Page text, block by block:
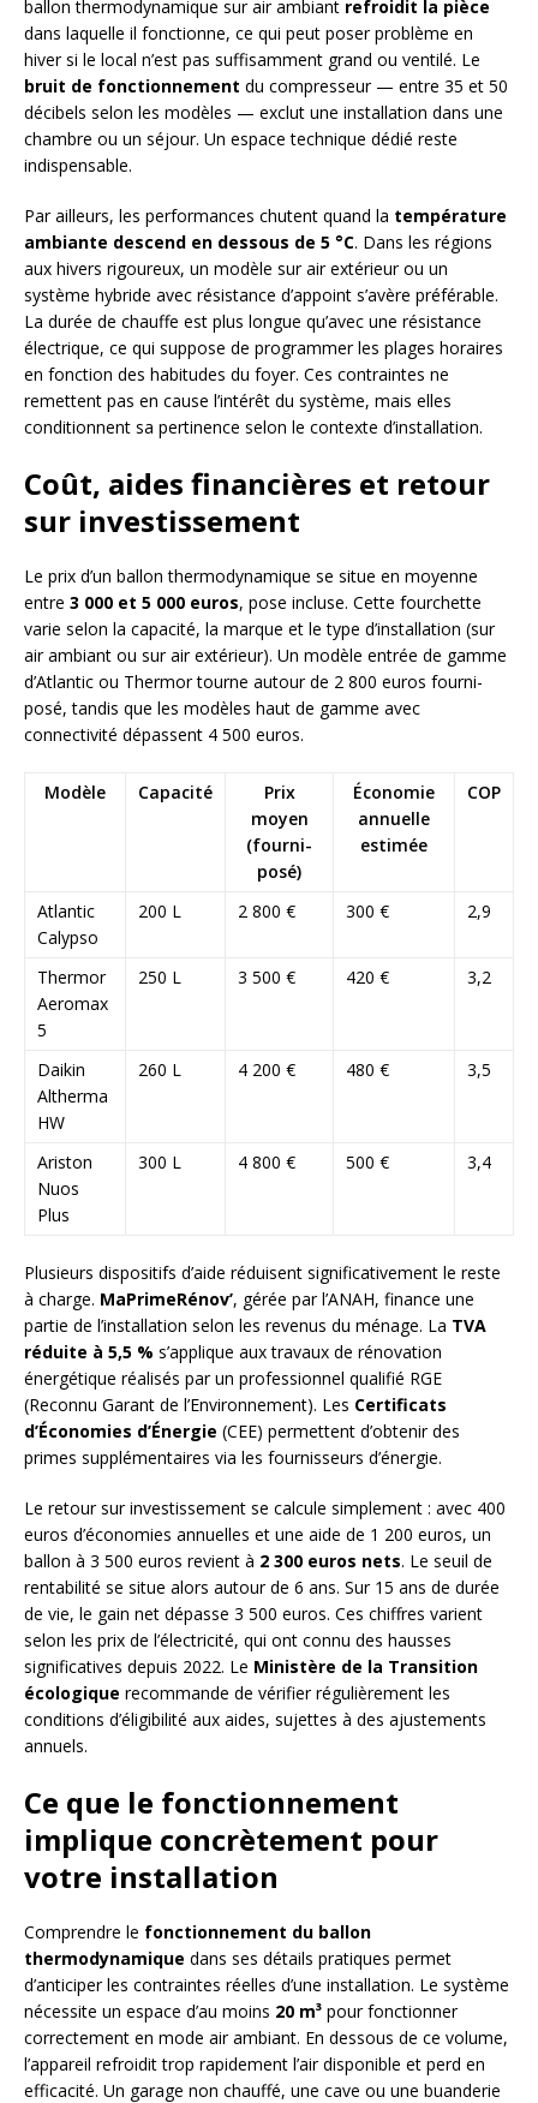
ballon thermodynamique sur air ambiant refroidit la pièce
dans laquelle il fonctionne, ce qui peut poser problème en
hiver si le local n’est pas suffisamment grand ou ventilé. Le
bruit de fonctionnement du compresseur — entre 35 et 50
décibels selon les modèles — exclut une installation dans une
chambre ou un séjour. Un espace technique dédié reste
indispensable.
Par ailleurs, les performances chutent quand la température
ambiante descend en dessous de 5 °C. Dans les régions
aux hivers rigoureux, un modèle sur air extérieur ou un
système hybride avec résistance d’appoint s’avère préférable.
La durée de chauffe est plus longue qu’avec une résistance
électrique, ce qui suppose de programmer les plages horaires
en fonction des habitudes du foyer. Ces contraintes ne
remettent pas en cause l’intérêt du système, mais elles
conditionnent sa pertinence selon le contexte d’installation.
Coût, aides financières et retour
sur investissement
Le prix d’un ballon thermodynamique se situe en moyenne
entre 3 000 et 5 000 euros, pose incluse. Cette fourchette
varie selon la capacité, la marque et le type d’installation (sur
air ambiant ou sur air extérieur). Un modèle entrée de gamme
d’Atlantic ou Thermor tourne autour de 2 800 euros fourni-
posé, tandis que les modèles haut de gamme avec
connectivité dépassent 4 500 euros.
Modèle Capacité
Prix
moyen
(fourni-
posé)
Économie
annuelle
estimée
COP
Atlantic
Calypso
200 L 2 800 € 300 € 2,9
Thermor
Aeromax
5
250 L 3 500 € 420 € 3,2
Daikin
Altherma
HW
260 L 4 200 € 480 € 3,5
Ariston
Nuos
Plus
300 L 4 800 € 500 € 3,4
Plusieurs dispositifs d’aide réduisent significativement le reste
à charge. MaPrimeRénov’, gérée par l’ANAH, finance une
partie de l’installation selon les revenus du ménage. La TVA
réduite à 5,5 % s’applique aux travaux de rénovation
énergétique réalisés par un professionnel qualifié RGE
(Reconnu Garant de l’Environnement). Les Certificats
d’Économies d’Énergie (CEE) permettent d’obtenir des
primes supplémentaires via les fournisseurs d’énergie.
Le retour sur investissement se calcule simplement : avec 400
euros d’économies annuelles et une aide de 1 200 euros, un
ballon à 3 500 euros revient à 2 300 euros nets. Le seuil de
rentabilité se situe alors autour de 6 ans. Sur 15 ans de durée
de vie, le gain net dépasse 3 500 euros. Ces chiffres varient
selon les prix de l’électricité, qui ont connu des hausses
significatives depuis 2022. Le Ministère de la Transition
écologique recommande de vérifier régulièrement les
conditions d’éligibilité aux aides, sujettes à des ajustements
annuels.
Ce que le fonctionnement
implique concrètement pour
votre installation
Comprendre le fonctionnement du ballon
thermodynamique dans ses détails pratiques permet
d’anticiper les contraintes réelles d’une installation. Le système
nécessite un espace d’au moins 20 m³ pour fonctionner
correctement en mode air ambiant. En dessous de ce volume,
l’appareil refroidit trop rapidement l’air disponible et perd en
efficacité. Un garage non chauffé, une cave ou une buanderie